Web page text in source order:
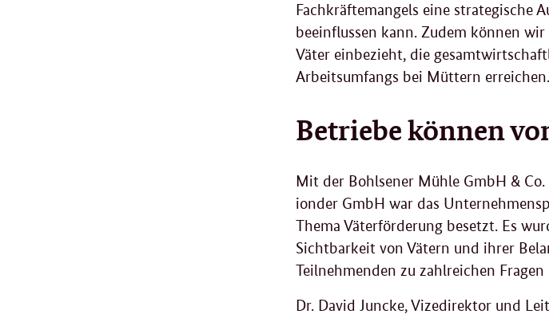
Fachkräftemangels eine strategische
beeinflussen kann. Zudem können
Väter einbezieht, die
Arbeitsumfangs bei Müttern
Betriebe können
Mit der Bohlsener Mühle GmbH &
ionder GmbH war das
Thema Väterförderung besetzt. Es
Sichtbarkeit von Vätern und ihrer
Teilnehmenden zu zahlreichen
Dr. David Juncke, Vizedirektor und